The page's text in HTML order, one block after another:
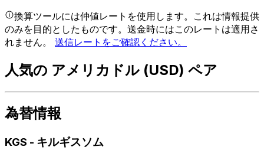
換算ツールには仲値レートを使用します。これは情報提供
のみを目的としたものです。送金時にはこのレートは適用さ
れません。 送信レートをご確認ください。
人気の アメリカドル (USD) ペア
為替情報
KGS - キルギスソム